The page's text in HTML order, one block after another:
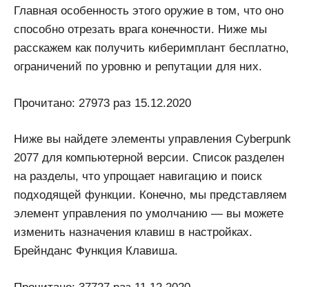
Главная особенность этого оружие в том, что оно
способно отрезать врага конечности. Ниже мы
расскажем как получить киберимплант бесплатно,
ограничений по уровню и репутации для них.
Прочитано: 27973 раз 15.12.2020
Ниже вы найдете элементы управления Cyberpunk
2077 для компьютерной версии. Список разделен
на разделы, что упрощает навигацию и поиск
подходящей функции. Конечно, мы представляем
элемент управления по умолчанию — вы можете
изменить назначения клавиш в настройках.
Брейнданс Функция Клавиша.